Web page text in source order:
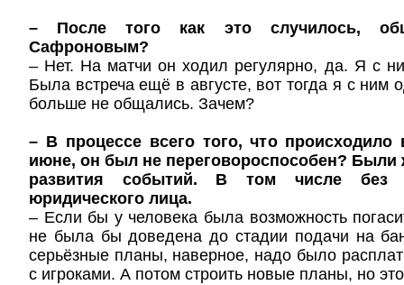
– После того как это случилось,
Сафроновым?
– Нет. На матчи он ходил регулярно, да. Я с
Была встреча ещё в августе, вот тогда я с ним
больше не общались. Зачем?
– В процессе всего того, что происходило
июне, он был не переговороспособен? Были
развития событий. В том числе без
юридического лица.
– Если бы у человека была возможность
не была бы доведена до стадии подачи на
серьёзные планы, наверное, надо было
с игроками. А потом строить новые планы, но